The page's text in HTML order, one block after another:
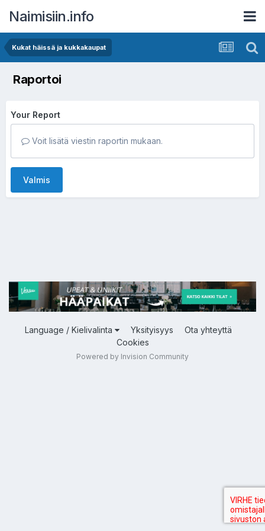
Naimisiin.info
Kukat häissä ja kukkakaupat
Raportoi
Your Report
Voit lisätä viestin raportin mukaan.
Valmis
Language / Kielivalinta Yksityisyys
Ota yhteyttä
Cookies
Powered by Invision Community